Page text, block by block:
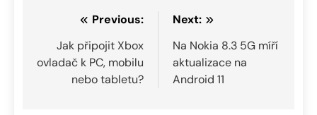
Navigace
pro
příspěvek
Previous:
Jak připojit Xbox
ovladač k PC, mobilu
nebo tabletu?
Next:
Na Nokia 8.3 5G míří
aktualizace na
Android 11